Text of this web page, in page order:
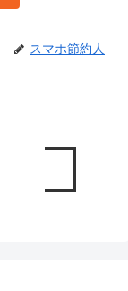
スマホ節約人